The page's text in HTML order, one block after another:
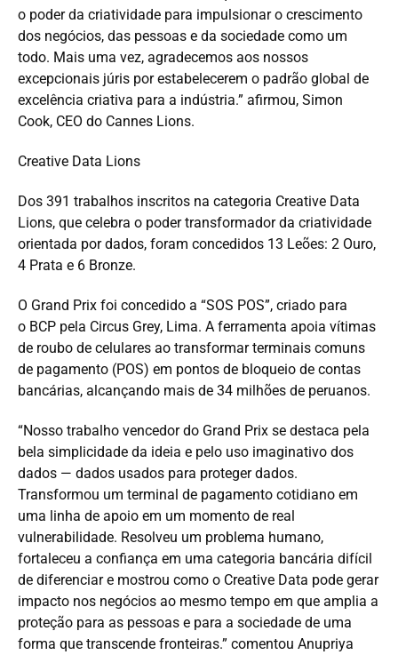
o poder da criatividade para impulsionar o crescimento
dos negócios, das pessoas e da sociedade como um
todo. Mais uma vez, agradecemos aos nossos
excepcionais júris por estabelecerem o padrão global de
excelência criativa para a indústria.” afirmou, Simon
Cook, CEO do Cannes Lions.
Creative Data Lions
Dos 391 trabalhos inscritos na categoria Creative Data
Lions, que celebra o poder transformador da criatividade
orientada por dados, foram concedidos 13 Leões: 2 Ouro,
4 Prata e 6 Bronze.
O Grand Prix foi concedido a “SOS POS”, criado para
o BCP pela Circus Grey, Lima. A ferramenta apoia vítimas
de roubo de celulares ao transformar terminais comuns
de pagamento (POS) em pontos de bloqueio de contas
bancárias, alcançando mais de 34 milhões de peruanos.
“Nosso trabalho vencedor do Grand Prix se destaca pela
bela simplicidade da ideia e pelo uso imaginativo dos
dados — dados usados para proteger dados.
Transformou um terminal de pagamento cotidiano em
uma linha de apoio em um momento de real
vulnerabilidade. Resolveu um problema humano,
fortaleceu a confiança em uma categoria bancária difícil
de diferenciar e mostrou como o Creative Data pode gerar
impacto nos negócios ao mesmo tempo em que amplia a
proteção para as pessoas e para a sociedade de uma
forma que transcende fronteiras.” comentou Anupriya